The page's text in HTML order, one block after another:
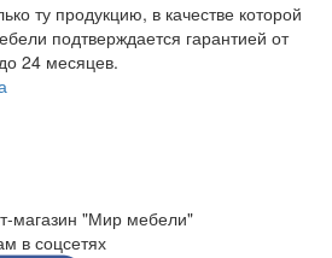
ту продукцию, в качестве которой
подтверждается гарантией от
24 месяцев.
магазин "Мир мебели"
в соцсетях